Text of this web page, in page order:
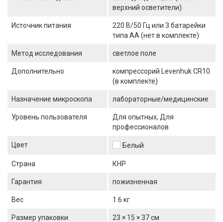
верхний осветители)
Источник питания
220 В/50 Гц или 3 батарейки
типа АА (нет в комплекте)
Метод исследования светлое поле
Дополнительно
компрессорий Levenhuk CR10
(в комплекте)
Назначение микроскопа лабораторные/медицинские
Уровень пользователя
Для опытных, Для
профессионалов
Цвет Белый
Страна КНР
Гарантия пожизненная
Вес 1.6 кг
Размер упаковки 23 × 15 × 37 см